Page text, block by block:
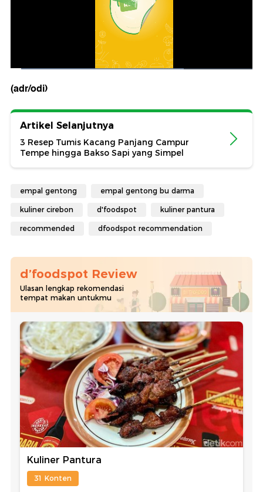
(adr/odi)
Artikel Selanjutnya
3 Resep Tumis Kacang Panjang Campur
Tempe hingga Bakso Sapi yang Simpel
empal gentong empal gentong bu darma
kuliner cirebon d'foodspot kuliner pantura
recommended dfoodspot recommendation
d’foodspot Review
Ulasan lengkap rekomendasi
tempat makan untukmu
Kuliner Pantura
31 Konten